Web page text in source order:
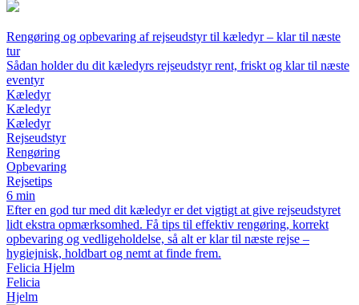
Rengøring og opbevaring af rejseudstyr til kæledyr – klar til næste
tur
Sådan holder du dit kæledyrs rejseudstyr rent, friskt og klar til næste
eventyr
Kæledyr
Kæledyr
Kæledyr
Rejseudstyr
Rengøring
Opbevaring
Rejsetips
6 min
Efter en god tur med dit kæledyr er det vigtigt at give rejseudstyret
lidt ekstra opmærksomhed. Få tips til effektiv rengøring, korrekt
opbevaring og vedligeholdelse, så alt er klar til næste rejse –
hygiejnisk, holdbart og nemt at finde frem.
Felicia Hjelm
Felicia
Hjelm